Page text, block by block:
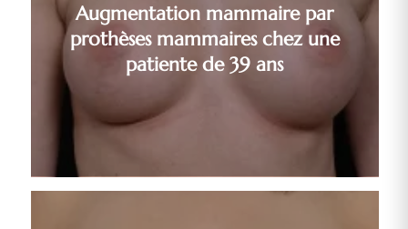
Augmentation mammaire par
prothèses mammaires chez une
patiente de 39 ans